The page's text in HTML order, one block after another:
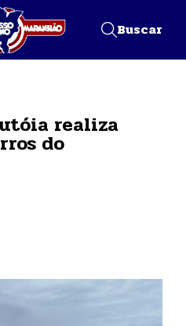
Buscar
realiza
do